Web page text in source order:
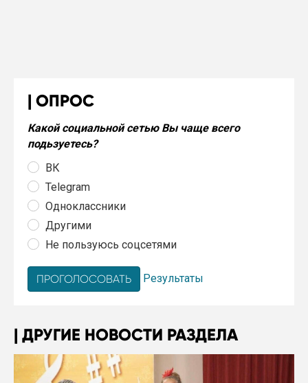
ОПРОС
Какой социальной сетью Вы чаще всего
подьзуетесь?
ВК
Telegram
Одноклассники
Другими
Не пользуюсь соцсетями
Результаты
ДРУГИЕ НОВОСТИ РАЗДЕЛА